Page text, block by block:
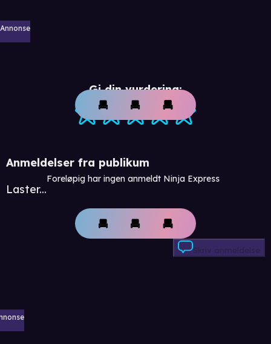
Annonse
Gi din vurdering:
Anmeldelser fra publikum
Laster...
Foreløpig har ingen anmeldt Ninja Express
Skriv anmeldelse